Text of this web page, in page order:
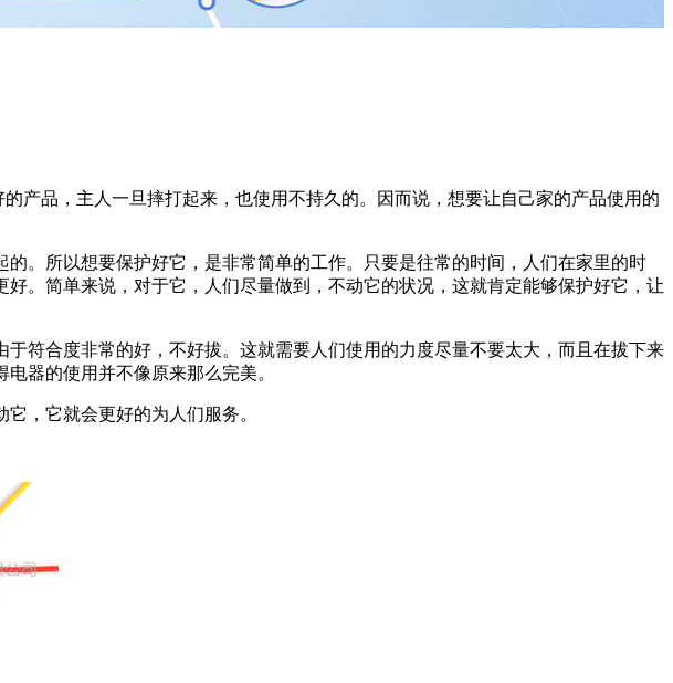
品，主人一旦摔打起来，也使用不持久的。因而说，想要让自己家的产品使用的
。所以想要保护好它，是非常简单的工作。只要是往常的时间，人们在家里的时
。简单来说，对于它，人们尽量做到，不动它的状况，这就肯定能够保护好它，让
合度非常的好，不好拔。这就需要人们使用的力度尽量不要太大，而且在拔下来
器的使用并不像原来那么完美。
，它就会更好的为人们服务。